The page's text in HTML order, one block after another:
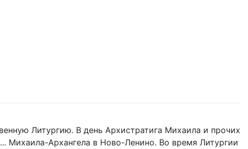
Литургию. В день Архистратига Михаила и прочих
Михаила-Архангела в Ново-Ленино. Во время Литургии